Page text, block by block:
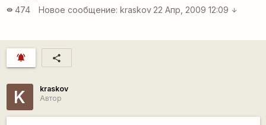
visibility 474 Новое сообщение: kraskov 22 Апр, 2009 12:09 arrow_downward
notifications_active share
K
kraskov
Автор